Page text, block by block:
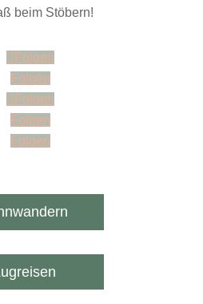
beim Stöbern!
Folgen
Folgen
Folgen
Folgen
Folgen